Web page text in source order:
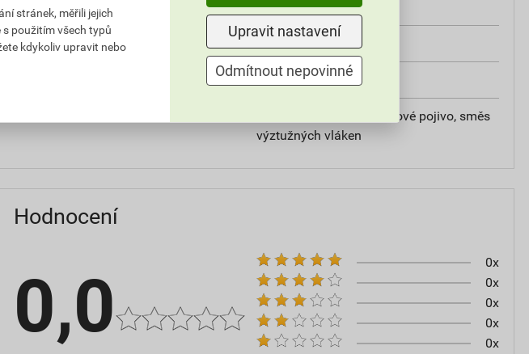
hmotnost 25 kg
typ výrobku
20
vápencové plnivo, silikátové pojivo, směs
výztužných vláken
Hodnocení
0,0
0x
0x
0x
0x
0x
stránek, měřili jejich
použitím všech typů
kdykoliv upravit nebo
Upravit nastavení
Odmítnout nepovinné